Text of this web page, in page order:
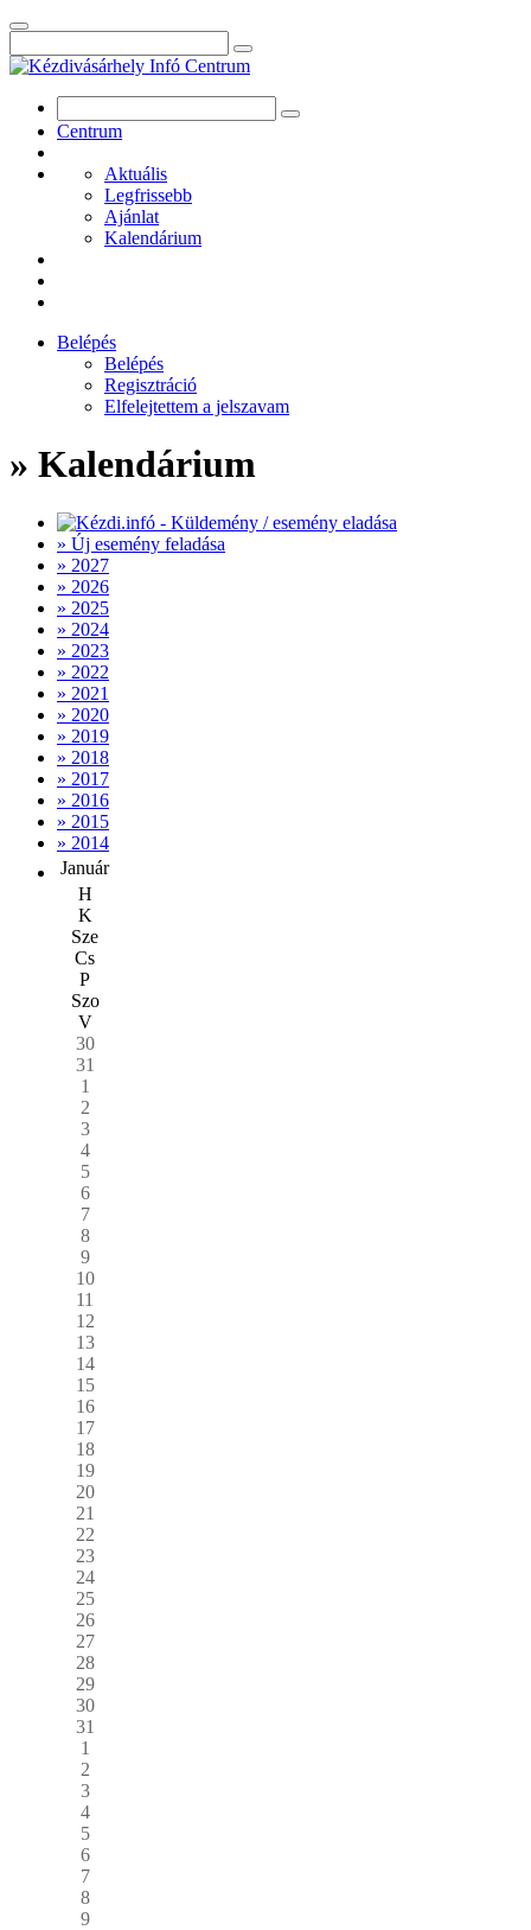
Centrum
Aktuális
Legfrissebb
Ajánlat
Kalendárium
Belépés
Belépés
Regisztráció
Elfelejtettem a jelszavam
» Kalendárium
» Új esemény feladása
» 2027
» 2026
» 2025
» 2024
» 2023
» 2022
» 2021
» 2020
» 2019
» 2018
» 2017
» 2016
» 2015
» 2014
Január
H
K
Sze
Cs
P
Szo
V
30
31
1
2
3
4
5
6
7
8
9
10
11
12
13
14
15
16
17
18
19
20
21
22
23
24
25
26
27
28
29
30
31
1
2
3
4
5
6
7
8
9